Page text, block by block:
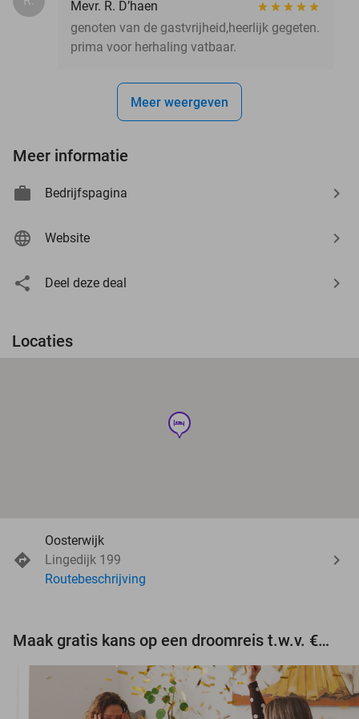
Mevr. R. D’haen
genoten van de gastvrijheid,heerlijk gegeten.
prima voor herhaling vatbaar.
Meer weergeven
Meer informatie
Bedrijfspagina
Website
Deel deze deal
Locaties
hotel
Oosterwijk
Lingedijk 199
Routebeschrijving
Maak gratis kans op een droomreis t.w.v. €3.000!